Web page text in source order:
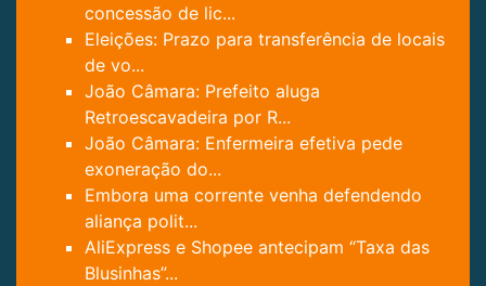
concessão de lic...
Eleições: Prazo para transferência de locais
de vo...
João Câmara: Prefeito aluga
Retroescavadeira por R...
João Câmara: Enfermeira efetiva pede
exoneração do...
Embora uma corrente venha defendendo
aliança polit...
AliExpress e Shopee antecipam “Taxa das
Blusinhas”...